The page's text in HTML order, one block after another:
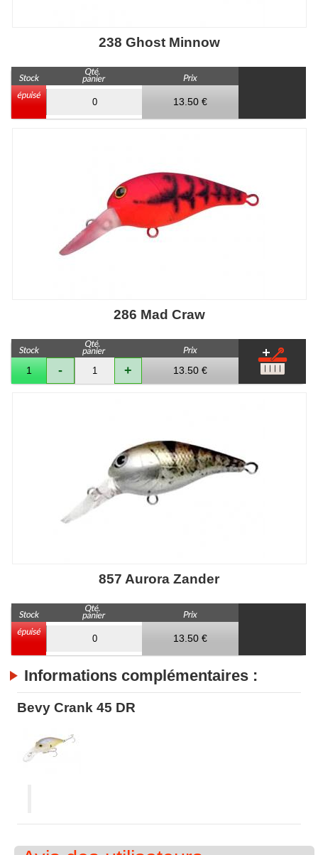
238 Ghost Minnow
13.50 €
286 Mad Craw
1 - + 13.50 €
857 Aurora Zander
13.50 €
Informations complémentaires :
Bevy Crank 45 DR